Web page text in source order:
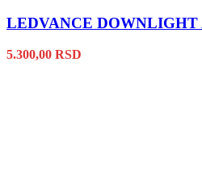
LEDVANCE DOWNLIGHT
5.300,00 RSD